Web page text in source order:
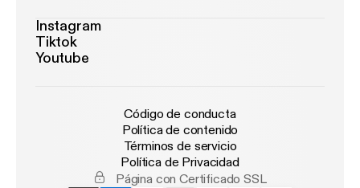
Instagram
Tiktok
Youtube
Código de conducta
Política de contenido
Términos de servicio
Política de Privacidad
Página con Certificado SSL